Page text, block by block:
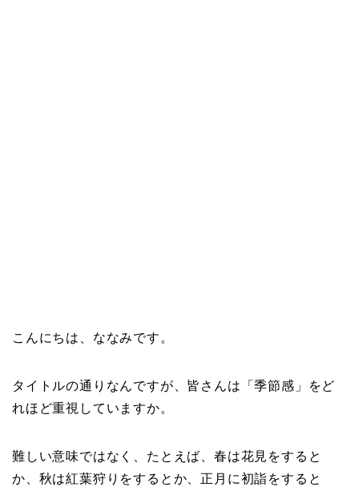
こんにちは、ななみです。
タイトルの通りなんですが、皆さんは「季節感」をど
れほど重視していますか。
難しい意味ではなく、たとえば、春は花見をすると
か、秋は紅葉狩りをするとか、正月に初詣をすると